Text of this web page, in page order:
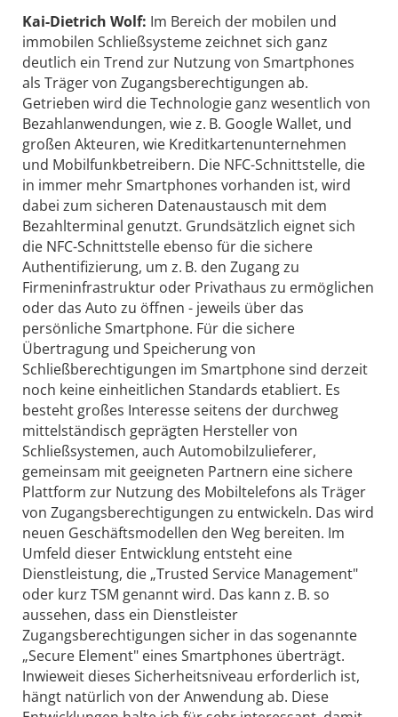
Kai-Dietrich Wolf: Im Bereich der mobilen und
immobilen Schließsysteme zeichnet sich ganz
deutlich ein Trend zur Nutzung von Smartphones
als Träger von Zugangsberechtigungen ab.
Getrieben wird die Technologie ganz wesentlich von
Bezahlanwendungen, wie z. B. Google Wallet, und
großen Akteuren, wie Kreditkartenunternehmen
und Mobilfunkbetreibern. Die NFC-Schnittstelle, die
in immer mehr Smartphones vorhanden ist, wird
dabei zum sicheren Datenaustausch mit dem
Bezahlterminal genutzt. Grundsätzlich eignet sich
die NFC-Schnittstelle ebenso für die sichere
Authentifizierung, um z. B. den Zugang zu
Firmeninfrastruktur oder Privathaus zu ermöglichen
oder das Auto zu öffnen - jeweils über das
persönliche Smartphone. Für die sichere
Übertragung und Speicherung von
Schließberechtigungen im Smartphone sind derzeit
noch keine einheitlichen Standards etabliert. Es
besteht großes Interesse seitens der durchweg
mittelständisch geprägten Hersteller von
Schließsystemen, auch Automobilzulieferer,
gemeinsam mit geeigneten Partnern eine sichere
Plattform zur Nutzung des Mobiltelefons als Träger
von Zugangsberechtigungen zu entwickeln. Das wird
neuen Geschäftsmodellen den Weg bereiten. Im
Umfeld dieser Entwicklung entsteht eine
Dienstleistung, die „Trusted Service Management"
oder kurz TSM genannt wird. Das kann z. B. so
aussehen, dass ein Dienstleister
Zugangsberechtigungen ­sicher in das sogenannte
„Secure Element" eines Smartphones überträgt.
Inwieweit dieses Sicherheitsniveau erforderlich ist,
hängt natürlich von der Anwendung ab. Diese